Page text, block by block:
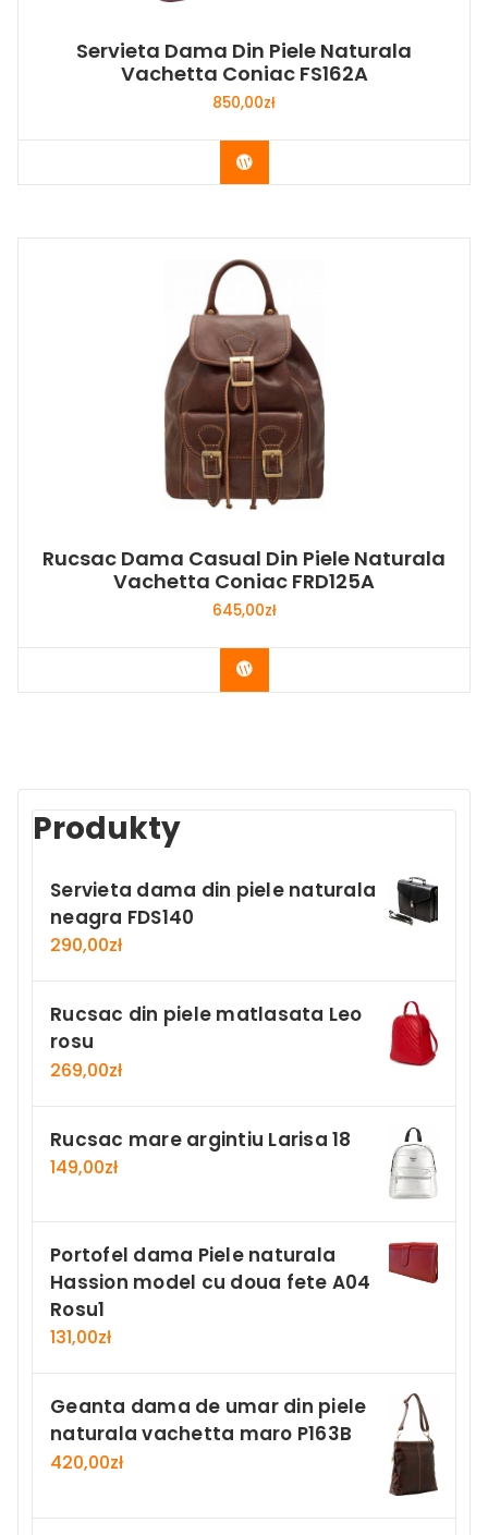
Servieta Dama Din Piele Naturala
Vachetta Coniac FS162A
850,00zł
Buy Now
Rucsac Dama Casual Din Piele Naturala
Vachetta Coniac FRD125A
645,00zł
Buy Now
Produkty
Servieta dama din piele naturala
neagra FDS140
290,00zł
Rucsac din piele matlasata Leo
rosu
269,00zł
Rucsac mare argintiu Larisa 18
149,00zł
Portofel dama Piele naturala
Hassion model cu doua fete A04
Rosu1
131,00zł
Geanta dama de umar din piele
naturala vachetta maro P163B
420,00zł